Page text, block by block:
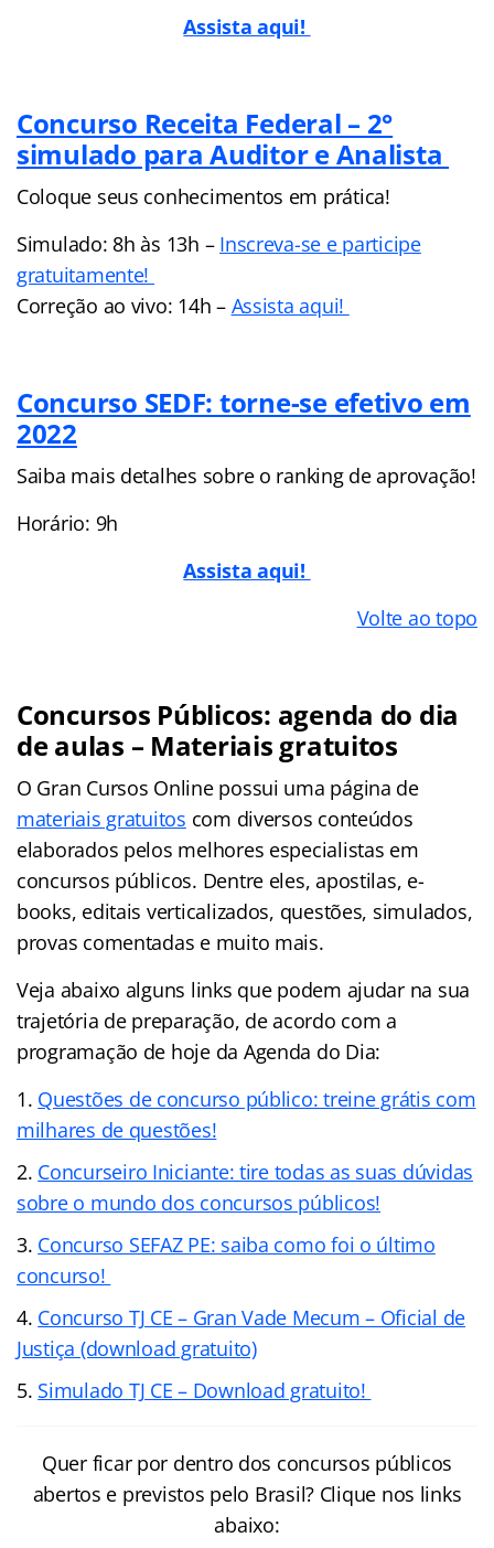
Assista aqui!
Concurso Receita Federal – 2°
simulado para Auditor e Analista
Coloque seus conhecimentos em prática!
Simulado: 8h às 13h – Inscreva-se e participe
gratuitamente!
Correção ao vivo: 14h – Assista aqui!
Concurso SEDF: torne-se efetivo em
2022
Saiba mais detalhes sobre o ranking de aprovação!
Horário: 9h
Assista aqui!
Volte ao topo
Concursos Públicos: agenda do dia
de aulas – Materiais gratuitos
O Gran Cursos Online possui uma página de
materiais gratuitos com diversos conteúdos
elaborados pelos melhores especialistas em
concursos públicos. Dentre eles, apostilas, e-
books, editais verticalizados, questões, simulados,
provas comentadas e muito mais.
Veja abaixo alguns links que podem ajudar na sua
trajetória de preparação, de acordo com a
programação de hoje da Agenda do Dia:
Questões de concurso público: treine grátis com
milhares de questões!
Concurseiro Iniciante: tire todas as suas dúvidas
sobre o mundo dos concursos públicos!
Concurso SEFAZ PE: saiba como foi o último
concurso!
Concurso TJ CE – Gran Vade Mecum – Oficial de
Justiça (download gratuito)
Simulado TJ CE – Download gratuito!
Quer ficar por dentro dos concursos públicos
abertos e previstos pelo Brasil? Clique nos links
abaixo: